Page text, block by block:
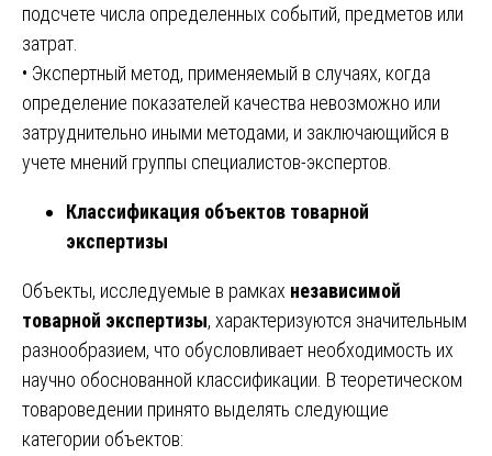
подсчете числа определенных событий, предметов или
затрат.
• Экспертный метод, применяемый в случаях, когда
определение показателей качества невозможно или
затруднительно иными методами, и заключающийся в
учете мнений группы специалистов-экспертов.
Классификация объектов товарной
экспертизы
Объекты, исследуемые в рамках независимой
товарной экспертизы, характеризуются значительным
разнообразием, что обусловливает необходимость их
научно обоснованной классификации. В теоретическом
товароведении принято выделять следующие
категории объектов: